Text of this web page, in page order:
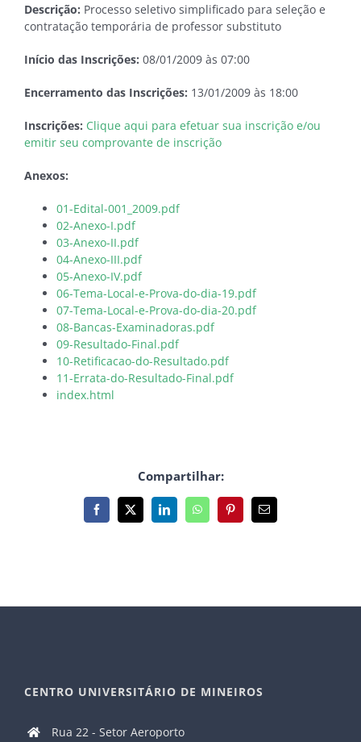
Descrição: Processo seletivo simplificado para seleção e
contratação temporária de professor substituto
Início das Inscrições: 08/01/2009 às 07:00
Encerramento das Inscrições: 13/01/2009 às 18:00
Inscrições: Clique aqui para efetuar sua inscrição e/ou
emitir seu comprovante de inscrição
Anexos:
01-Edital-001_2009.pdf
02-Anexo-I.pdf
03-Anexo-II.pdf
04-Anexo-III.pdf
05-Anexo-IV.pdf
06-Tema-Local-e-Prova-do-dia-19.pdf
07-Tema-Local-e-Prova-do-dia-20.pdf
08-Bancas-Examinadoras.pdf
09-Resultado-Final.pdf
10-Retificacao-do-Resultado.pdf
11-Errata-do-Resultado-Final.pdf
index.html
Compartilhar:
Facebook
X LinkedInWhatsAppPinterest
E-
mail
CENTRO UNIVERSITÁRIO DE MINEIROS
Rua 22 - Setor Aeroporto